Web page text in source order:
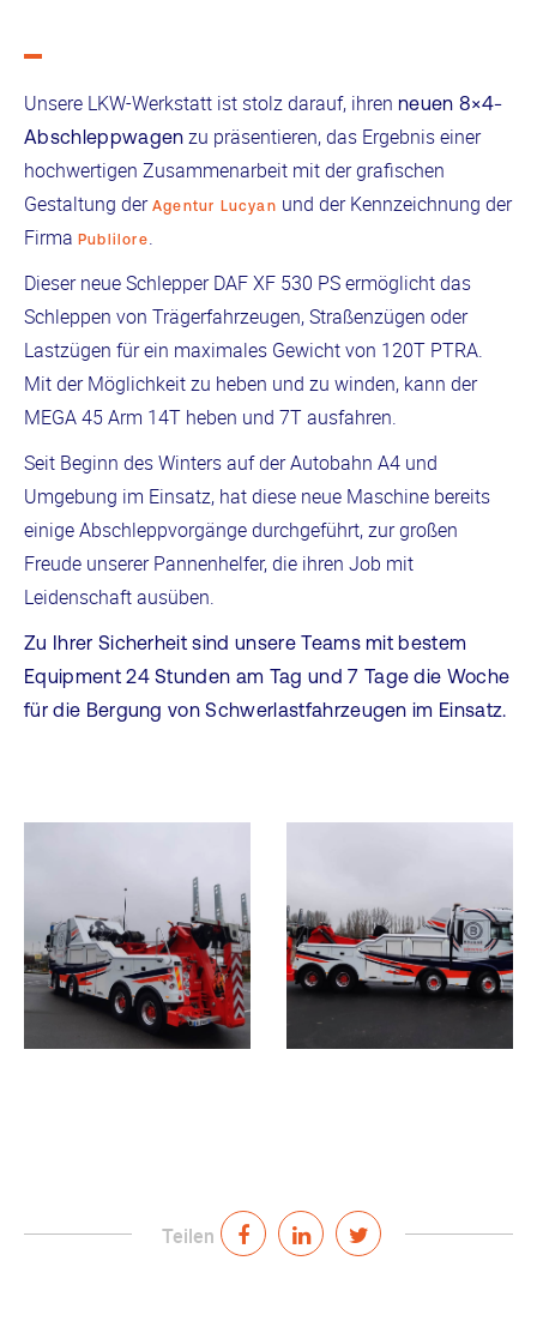
Unsere LKW-Werkstatt ist stolz darauf, ihren neuen 8×4-
Abschleppwagen zu präsentieren, das Ergebnis einer
hochwertigen Zusammenarbeit mit der grafischen
Gestaltung der Agentur Lucyan und der Kennzeichnung der
Firma Publilore.
Dieser neue Schlepper DAF XF 530 PS ermöglicht das
Schleppen von Trägerfahrzeugen, Straßenzügen oder
Lastzügen für ein maximales Gewicht von 120T PTRA.
Mit der Möglichkeit zu heben und zu winden, kann der
MEGA 45 Arm 14T heben und 7T ausfahren.
Seit Beginn des Winters auf der Autobahn A4 und
Umgebung im Einsatz, hat diese neue Maschine bereits
einige Abschleppvorgänge durchgeführt, zur großen
Freude unserer Pannenhelfer, die ihren Job mit
Leidenschaft ausüben.
Zu Ihrer Sicherheit sind unsere Teams mit bestem
Equipment 24 Stunden am Tag und 7 Tage die Woche
für die Bergung von Schwerlastfahrzeugen im Einsatz.
Teilen